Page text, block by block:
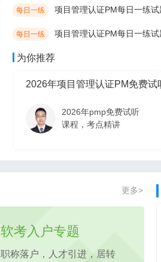
每日一练 项目管理认证PM每日一练试
每日一练 项目管理认证PM每日一练试
为你推荐
2026年项目管理认证PM免费试
2026年pmp免费试听
课程，考点精讲
2026年pmp免费试听
课程，考点精讲
更多>
软考入户专题
职称落户，人才引进，居转